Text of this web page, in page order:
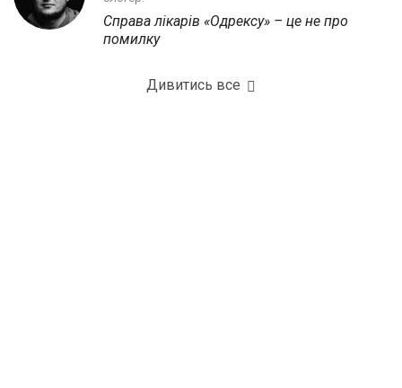
Справа лікарів «Одрексу» – це не про
помилку
Дивитись все